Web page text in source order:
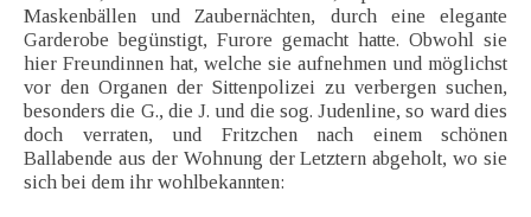
Maskenbällen und Zaubernächten, durch eine elegante
Garderobe begünstigt, Furore gemacht hatte. Obwohl sie
hier Freundinnen hat, welche sie aufnehmen und möglichst
vor den Organen der Sittenpolizei zu verbergen suchen,
besonders die G., die J. und die sog. Judenline, so ward dies
doch verraten, und Fritzchen nach einem schönen
Ballabende aus der Wohnung der Letztern abgeholt, wo sie
sich bei dem ihr wohlbekannten: